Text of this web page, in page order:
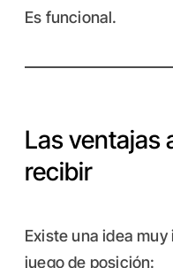
Es funcional.
Las ventajas
recibir
Existe una idea
juego de posición: